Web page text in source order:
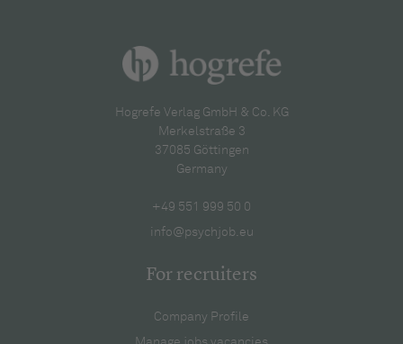
Hogrefe Verlag GmbH & Co. KG
Merkelstraße 3
37085 Göttingen
Germany
+49 551 999 50 0
info@psychjob.eu
For recruiters
Company Profile